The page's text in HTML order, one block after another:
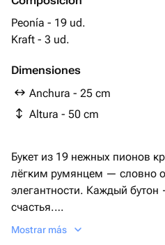
Peonía - 19 ud.
Kraft - 3 ud.
Dimensiones
Anchura - 25 cm
Altura - 50 cm
Букет из 19 нежных пионов
лёгким румянцем — словно
элегантности. Каждый
счастья.
Оформлен в крафтовую
Mostrar más